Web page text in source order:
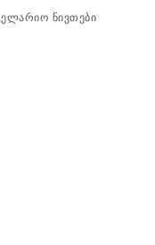
ნივთები